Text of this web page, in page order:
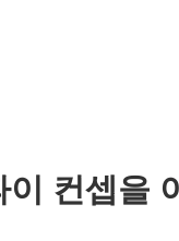
컨셉을